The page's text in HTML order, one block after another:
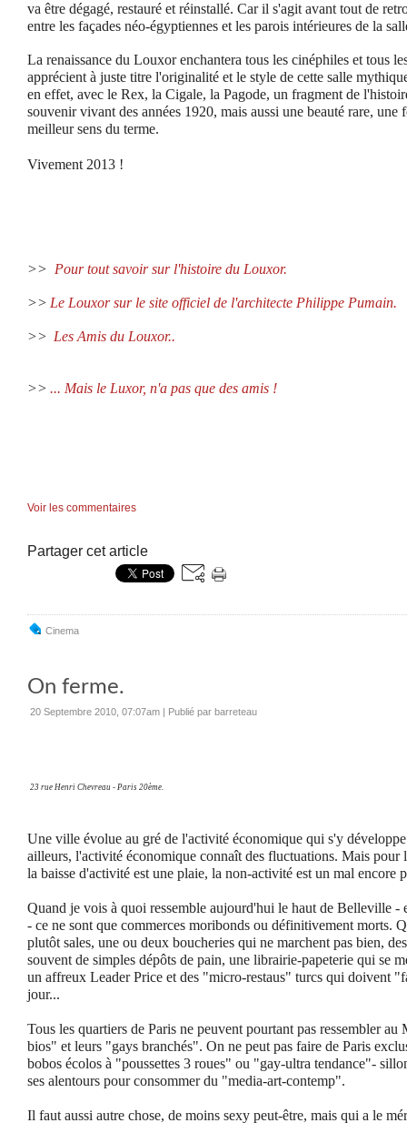
va être dégagé, restauré et réinstallé. Car il s'agit avant tout de
entre les façades néo-égyptiennes et les parois intérieures de la
La renaissance du Louxor enchantera tous les cinéphiles et tous
apprécient à juste titre l'originalité et le style de cette salle
en effet, avec le Rex, la Cigale, la Pagode, un fragment de
souvenir vivant des années 1920, mais aussi une beauté rare, une
meilleur sens du terme.
Vivement 2013 !
>> Pour tout savoir sur l'histoire du Louxor.
>> Le Louxor sur le site officiel de l'architecte Philippe Pumain.
>> Les Amis du Louxor..
>> ... Mais le Luxor, n'a pas que des amis !
Voir les commentaires
Partager cet article
Cinema
On ferme.
20 Septembre 2010, 07:07am | Publié par barreteau
23 rue Henri Chevreau - Paris 20ème.
Une ville évolue au gré de l'activité économique qui s'y
ailleurs, l'activité économique connaît des fluctuations. Mais pour
la baisse d'activité est une plaie, la non-activité est un mal encore
Quand je vois à quoi ressemble aujourd'hui le haut de Belleville -
- ce ne sont que commerces moribonds ou définitivement morts.
plutôt sales, une ou deux boucheries qui ne marchent pas bien,
souvent de simples dépôts de pain, une librairie-papeterie qui se
un affreux Leader Price et des "micro-restaus" turcs qui doivent
jour...
Tous les quartiers de Paris ne peuvent pourtant pas ressembler au
bios" et leurs "gays branchés". On ne peut pas faire de Paris
bobos écolos à "poussettes 3 roues" ou "gay-ultra tendance"-
ses alentours pour consommer du "media-art-contemp".
Il faut aussi autre chose, de moins sexy peut-être, mais qui a le